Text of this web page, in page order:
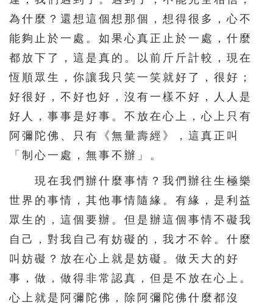
為什麼？還想這個想那個，想得很多，心不
能夠止於一處。如果心真正止於一處，什麼
都放下了，這是真的。以前斤斤計較，現在
恆順眾生，你讓我只笑一笑就好了，很好；
好很好，不好也好，沒有一樣不好，人人是
好人，事事是好事。不放在心上，心上只有
阿彌陀佛、只有《無量壽經》，這真正叫
「制心一處，無事不辦」。
現在我們辦什麼事情？我們辦往生極樂
世界的事情，其他事情隨緣。有緣，是利益
眾生的，這個要辦。但是辦這個事情不礙我
自己，對我自己有妨礙的，我才不幹。什麼
叫妨礙？放在心上就是妨礙。做天大的好
事，做，做得非常認真，但是不放在心上。
心上就是阿彌陀佛，除阿彌陀佛什麼都沒